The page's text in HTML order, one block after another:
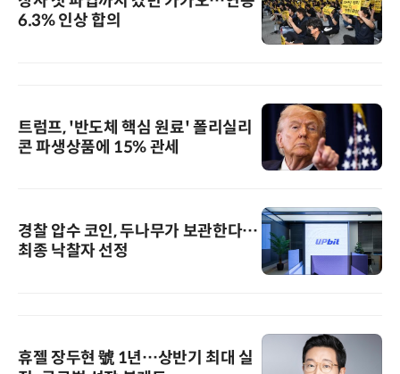
6.3% 인상 합의
트럼프, '반도체 핵심 원료' 폴리실리
콘 파생상품에 15% 관세
경찰 압수 코인, 두나무가 보관한다…
최종 낙찰자 선정
휴젤 장두현 號 1년…상반기 최대 실